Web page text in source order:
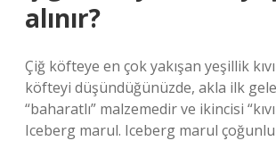
alınır?
Çiğ köfteye en çok yakışan yeşillik
köfteyi düşündüğünüzde, akla ilk
“baharatlı” malzemedir ve ikincisi
Iceberg marul. Iceberg marul